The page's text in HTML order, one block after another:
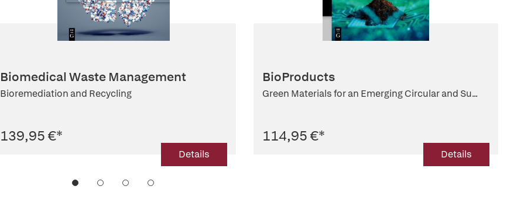
Biomedical Waste Management
Bioremediation and Recycling
139,95 €*
Details
BioProducts
Green Materials for an Emerging Circular and Su...
114,95 €*
Details